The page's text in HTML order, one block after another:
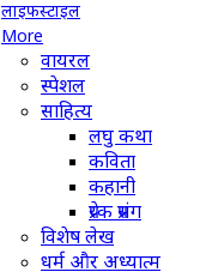
लाइफस्टाइल
More
वायरल
स्पेशल
साहित्य
लघु कथा
कविता
कहानी
प्रेरक प्रसंग
विशेष लेख
धर्म और अध्यात्म